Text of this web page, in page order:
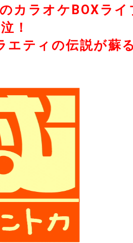
カラオケBOXライ
！
ティの伝説が蘇る